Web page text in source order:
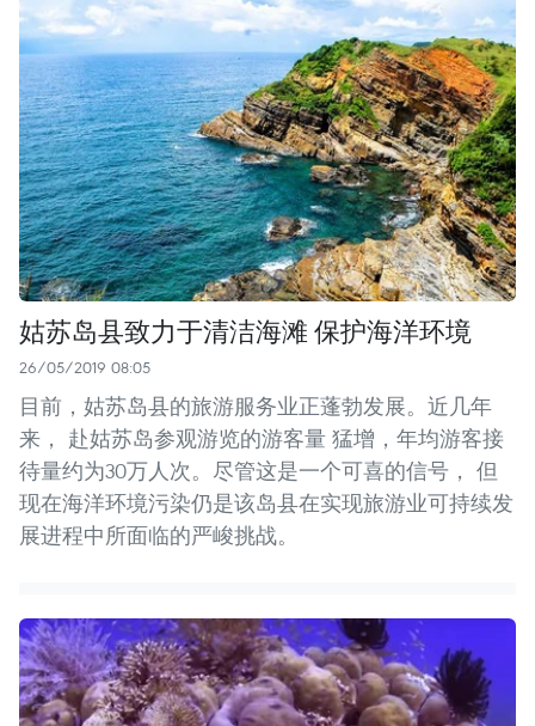
姑苏岛县致力于清洁海滩 保护海洋环境
26/05/2019 08:05
目前，姑苏岛县的旅游服务业正蓬勃发展。近几年
来， 赴姑苏岛参观游览的游客量 猛增，年均游客接
待量约为30万人次。尽管这是一个可喜的信号， 但
现在海洋环境污染仍是该岛县在实现旅游业可持续发
展进程中所面临的严峻挑战。